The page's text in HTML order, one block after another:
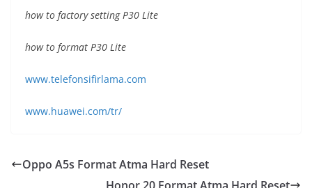
how to factory setting P30 Lite
how to format P30 Lite
www.telefonsifirlama.com
www.huawei.com/tr/
Oppo A5s Format Atma Hard Reset